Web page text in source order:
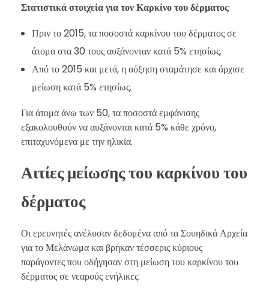
Στατιστικά στοιχεία για τον Καρκίνο του δέρματος
Πριν το 2015, τα ποσοστά καρκίνου του δέρματος σε
άτομα στα 30 τους αυξάνονταν κατά 5% ετησίως.
Από το 2015 και μετά, η αύξηση σταμάτησε και άρχισε
μείωση κατά 5% ετησίως.
Για άτομα άνω των 50, τα ποσοστά εμφάνισης
εξακολουθούν να αυξάνονται κατά 5% κάθε χρόνο,
επιταχυνόμενα με την ηλικία.
Αιτίες μείωσης του καρκίνου του
δέρματος
Οι ερευνητές ανέλυσαν δεδομένα από τα Σουηδικά Αρχεία
για το Μελάνωμα και βρήκαν τέσσερις κύριους
παράγοντες που οδήγησαν στη μείωση του καρκίνου του
δέρματος σε νεαρούς ενήλικες: